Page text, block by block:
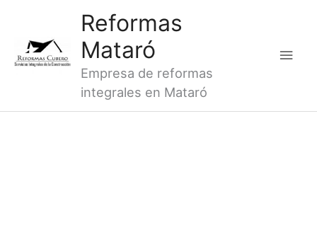
contenido
Reformas
Mataró
Empresa de reformas
integrales en Mataró